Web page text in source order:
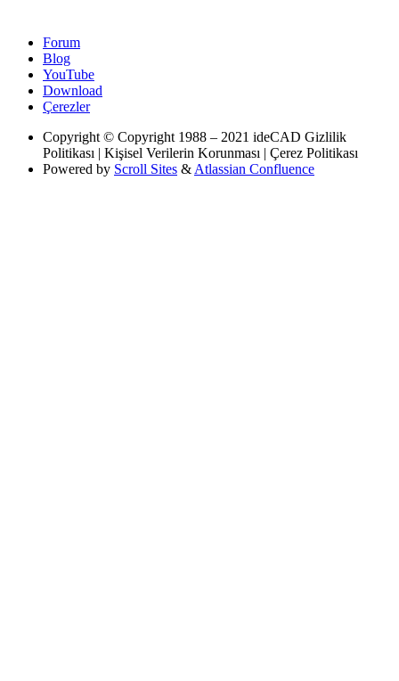
Forum
Blog
YouTube
Download
Çerezler
Copyright © Copyright 1988 – 2021 ideCAD Gizlilik
Politikası | Kişisel Verilerin Korunması | Çerez Politikası
Powered by Scroll Sites & Atlassian Confluence